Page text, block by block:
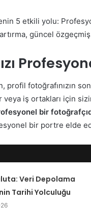
5 etkili yolu:
güncel
fotoğrafınızın
iş ortakları için
bir
bir portre elde
Veri Depolama
Tarihi Yolculuğu